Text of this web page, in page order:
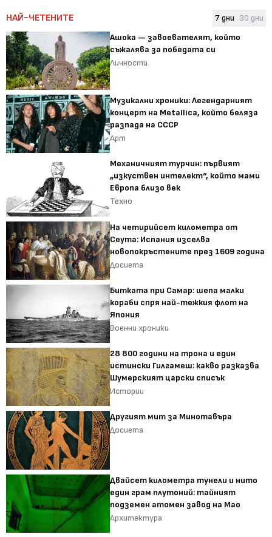
НАЙ-ЧЕТЕНИТЕ 7 дни 30 дни
Ашока — завоевателят, който
съжалява за победата си
Личности
Музикални хроники: Легендарният
концерт на Metallica, който беляза
разпада на СССР
Арт
Механичният турчин: първият
„изкуствен интелект“, който мами
Европа близо век
Техно
На четирийсет километра от
Сеута: Испания изселва
новопокръстените през 1609 година
Досиета
Битката при Самар: шепа малки
кораби спря най-тежкия флот на
Япония
Военни хроники
28 800 години на трона и един
истински Гилгамеш: какво разказва
Шумерският царски списък
Истории
Другият мит за Минотавъра
Досиета
Двайсет километра тунели и нито
един грам плутоний: тайният
подземен атомен завод на Мао
Архитектура